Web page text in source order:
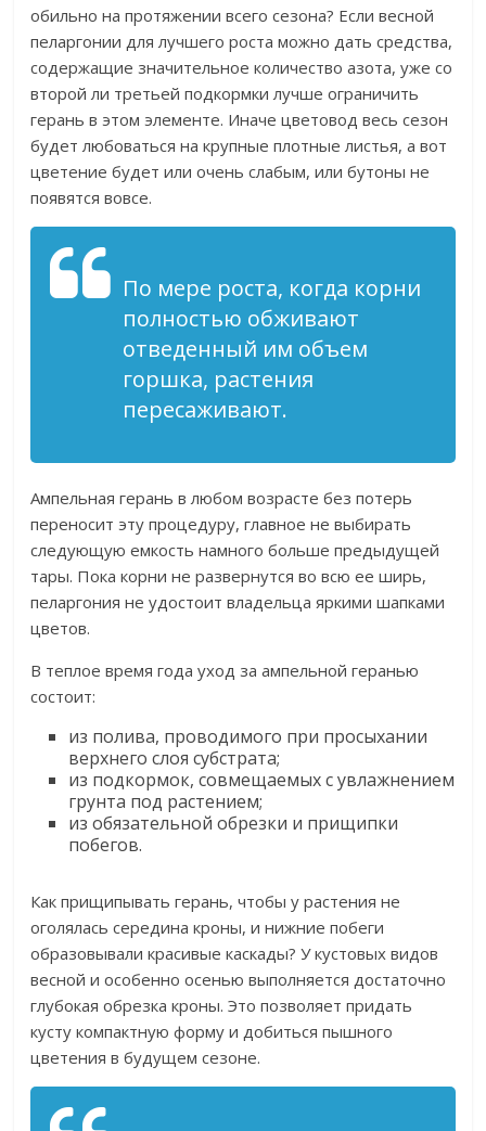
обильно на протяжении всего сезона? Если весной
пеларгонии для лучшего роста можно дать средства,
содержащие значительное количество азота, уже со
второй ли третьей подкормки лучше ограничить
герань в этом элементе. Иначе цветовод весь сезон
будет любоваться на крупные плотные листья, а вот
цветение будет или очень слабым, или бутоны не
появятся вовсе.
По мере роста, когда корни
полностью обживают
отведенный им объем
горшка, растения
пересаживают.
Ампельная герань в любом возрасте без потерь
переносит эту процедуру, главное не выбирать
следующую емкость намного больше предыдущей
тары. Пока корни не развернутся во всю ее ширь,
пеларгония не удостоит владельца яркими шапками
цветов.
В теплое время года уход за ампельной геранью
состоит:
из полива, проводимого при просыхании
верхнего слоя субстрата;
из подкормок, совмещаемых с увлажнением
грунта под растением;
из обязательной обрезки и прищипки
побегов.
Как прищипывать герань, чтобы у растения не
оголялась середина кроны, и нижние побеги
образовывали красивые каскады? У кустовых видов
весной и особенно осенью выполняется достаточно
глубокая обрезка кроны. Это позволяет придать
кусту компактную форму и добиться пышного
цветения в будущем сезоне.